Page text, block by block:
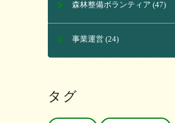
森林整備ボランティア (47)
事業運営 (24)
タグ